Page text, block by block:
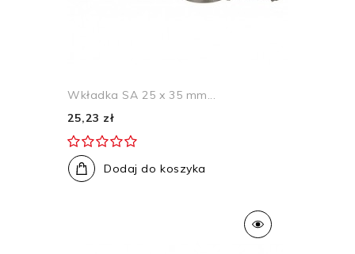
Wkładka SA 25 x 35 mm...
25,23 zł
Dodaj do koszyka